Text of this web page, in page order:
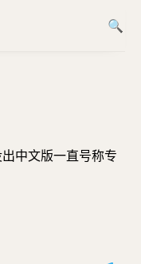
中文版一直号称专